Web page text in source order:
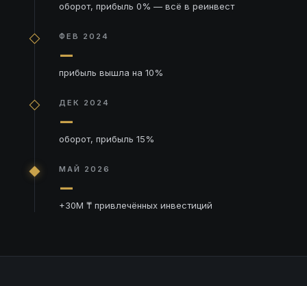
оборот, прибыль 0% — всё в реинвест
ФЕВ 2024
—
прибыль вышла на 10%
ДЕК 2024
—
оборот, прибыль 15%
МАЙ 2026
—
+30M ₸ привлечённых инвестиций